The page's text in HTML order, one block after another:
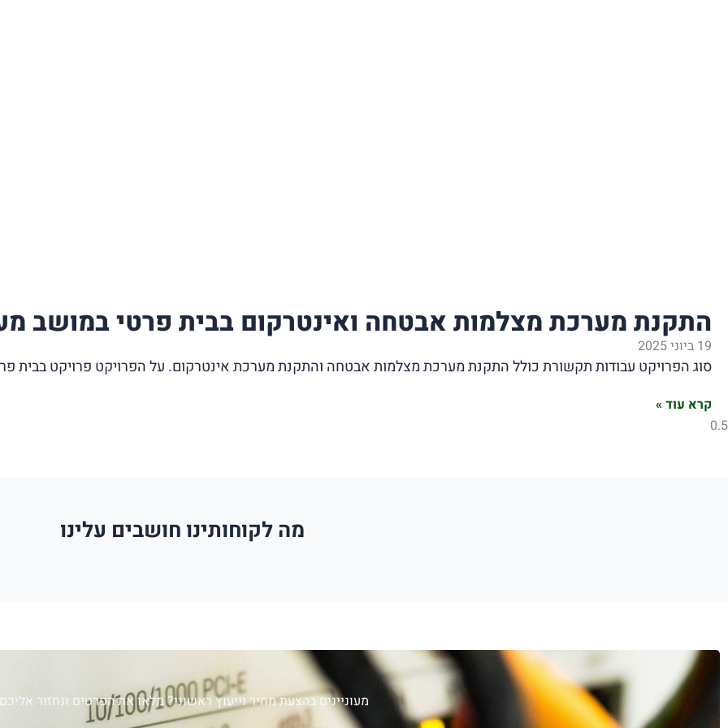
התקנת מערכת מצלמות אבטחה ואינטרקום בבית פרטי במושב
19 ביוני 2025
סוג הפרויקט עבודות תקשורת כולל התקנת מערכת מצלמות אבטחה והתקנת מערכת אינטרקום. על הפרויקט פרויקט בבית
קרא עוד »
מה לקוחותינו חושבים עלינו
מעוניינים בהצעת מחיר וייעוץ ראשוני? מלאו את הפרטים ונחזור